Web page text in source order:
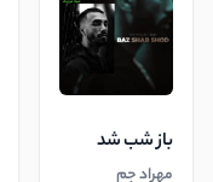
باز شب شد
مهراد جم